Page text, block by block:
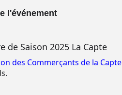
l'événement
de Saison 2025 La Capte
des Commerçants de la Capte